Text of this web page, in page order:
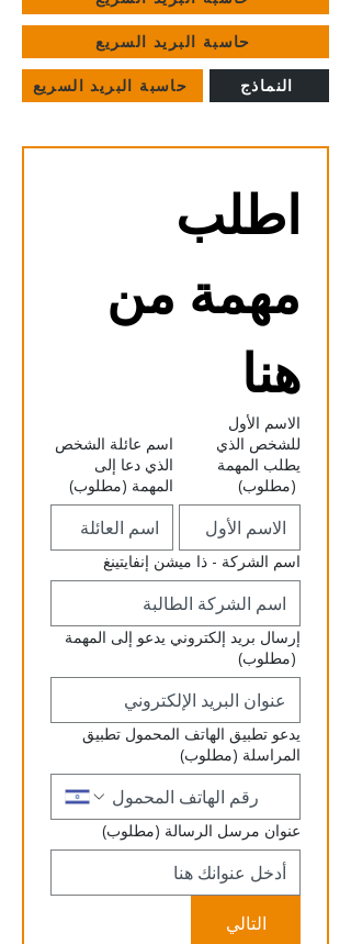
حاسبة البريد السريع
النماذج حاسبة البريد السريع
هنا
الاسم الأول
للشخص الذي
يطلب المهمة
(مطلوب)
اسم عائلة الشخص
الذي دعا إلى
المهمة (مطلوب)
اسم الشركة - ذا ميشن إنفايتينغ
إرسال بريد إلكتروني يدعو إلى المهمة
(مطلوب)
يدعو تطبيق الهاتف المحمول تطبيق
المراسلة (مطلوب)
عنوان مرسل الرسالة (مطلوب)
التالي